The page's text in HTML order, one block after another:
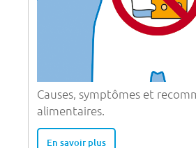
Causes, symptômes et
alimentaires.
En savoir plus